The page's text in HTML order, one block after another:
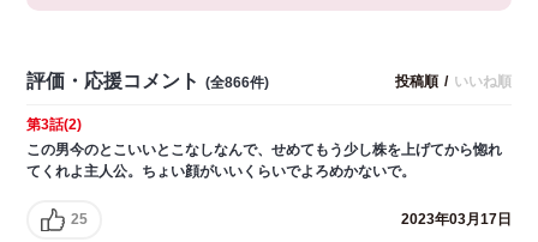
評価・応援コメント (全866件) 投稿順 / いいね順
第3話(2)
この男今のとこいいとこなしなんで、せめてもう少し株を上げてから惚れ
てくれよ主人公。ちょい顔がいいくらいでよろめかないで。
25 2023年03月17日